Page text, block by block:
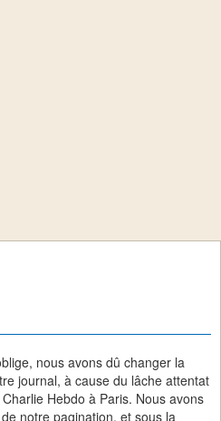
nous avons dû changer la
journal, à cause du lâche attentat
Hebdo à Paris. Nous avons
notre pagination, et sous la